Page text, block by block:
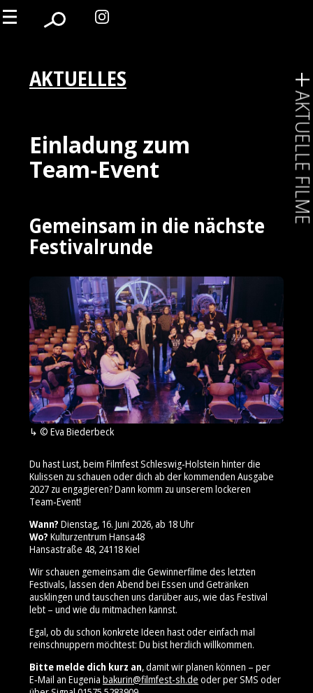
AKTUELLES
Einladung zum
Team‑Event
Gemeinsam in die nächste
Festivalrunde
© Eva Biederbeck
Du hast Lust, beim Filmfest Schleswig‑Holstein hinter die
Kulissen zu schauen oder dich ab der kommenden Ausgabe
2027 zu engagieren? Dann komm zu unserem lockeren
Team‑Event!
Wann? Dienstag, 16. Juni 2026, ab 18 Uhr
Wo? Kulturzentrum Hansa48
Hansastraße 48, 24118 Kiel
Wir schauen gemeinsam die Gewinnerfilme des letzten
Festivals, lassen den Abend bei Essen und Getränken
ausklingen und tauschen uns darüber aus, wie das Festival
lebt – und wie du mitmachen kannst.
Egal, ob du schon konkrete Ideen hast oder einfach mal
reinschnuppern möchtest: Du bist herzlich willkommen.
Bitte melde dich kurz an, damit wir planen können – per
E‑Mail an Eugenia bakurin@filmfest-sh.de oder per SMS oder